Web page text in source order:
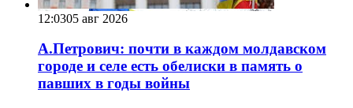
12:0305 авг 2026
А.Петрович: почти в каждом молдавском
городе и селе есть обелиски в память о
павших в годы войны